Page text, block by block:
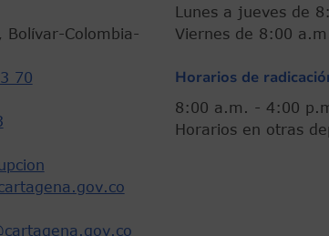
Colombia-
70
Lunes a jueves
Viernes de 8:00
Horarios de
8:00 a.m. - 4:00
Horarios en otras